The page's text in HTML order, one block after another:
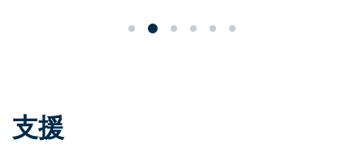
支援